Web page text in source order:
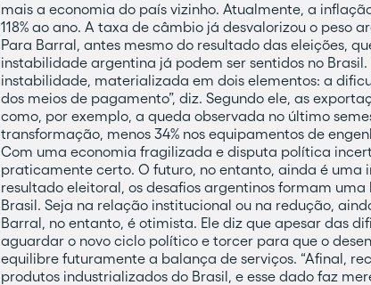
mais a economia do país vizinho. Atualmente, a
118% ao ano. A taxa de câmbio já desvalorizou o peso
Para Barral, antes mesmo do resultado das eleições,
instabilidade argentina já podem ser sentidos no
instabilidade, materializada em dois elementos: a
dos meios de pagamento”, diz. Segundo ele, as
como, por exemplo, a queda observada no último
transformação, menos 34% nos equipamentos de
Com uma economia fragilizada e disputa política
praticamente certo. O futuro, no entanto, ainda é
resultado eleitoral, os desafios argentinos formam
Brasil. Seja na relação institucional ou na redução,
Barral, no entanto, é otimista. Ele diz que apesar das
aguardar o novo ciclo político e torcer para que o
equilibre futuramente a balança de serviços. “Afinal,
produtos industrializados do Brasil, e esse dado faz